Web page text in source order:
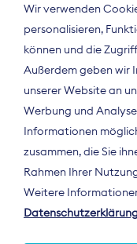
Der
Zeitungsverleger
Wir verwenden
personalisieren,
können und die
Außerdem geben wir
unserer Website an
Werbung und
Informationen
zusammen, die Sie
Rahmen Ihrer
Weitere